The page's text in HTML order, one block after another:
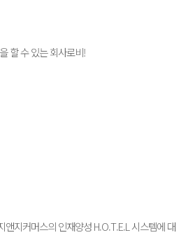
할 수 있는 회사로비!
앤지커머스의 인재양성 H.O.T.E.L 시스템에 대